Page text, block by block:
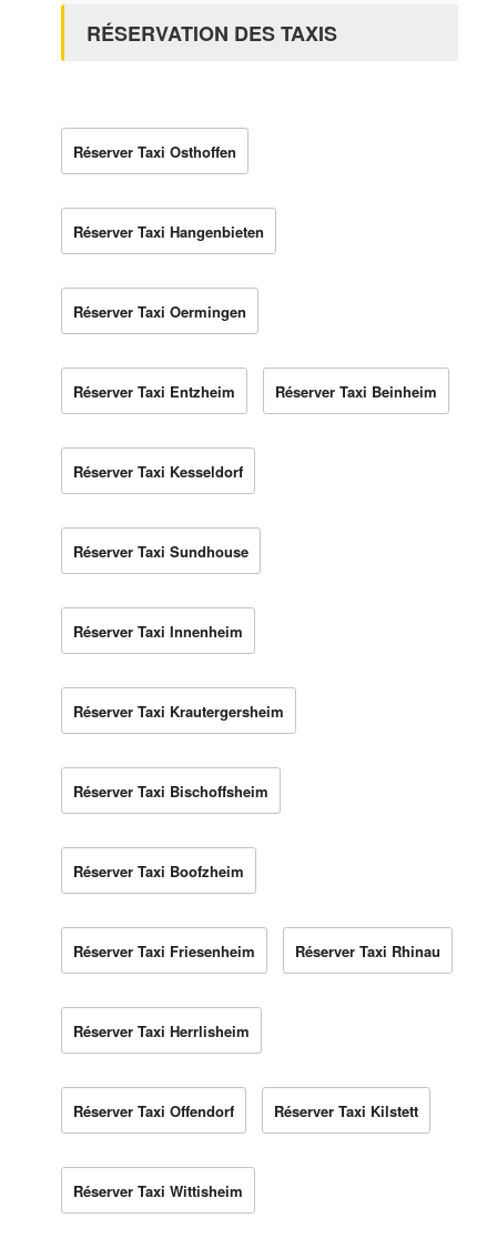
RÉSERVATION DES TAXIS
Réserver Taxi Osthoffen
Réserver Taxi Hangenbieten
Réserver Taxi Oermingen
Réserver Taxi Entzheim Réserver Taxi Beinheim
Réserver Taxi Kesseldorf
Réserver Taxi Sundhouse
Réserver Taxi Innenheim
Réserver Taxi Krautergersheim
Réserver Taxi Bischoffsheim
Réserver Taxi Boofzheim
Réserver Taxi Friesenheim Réserver Taxi Rhinau
Réserver Taxi Herrlisheim
Réserver Taxi Offendorf Réserver Taxi Kilstett
Réserver Taxi Wittisheim